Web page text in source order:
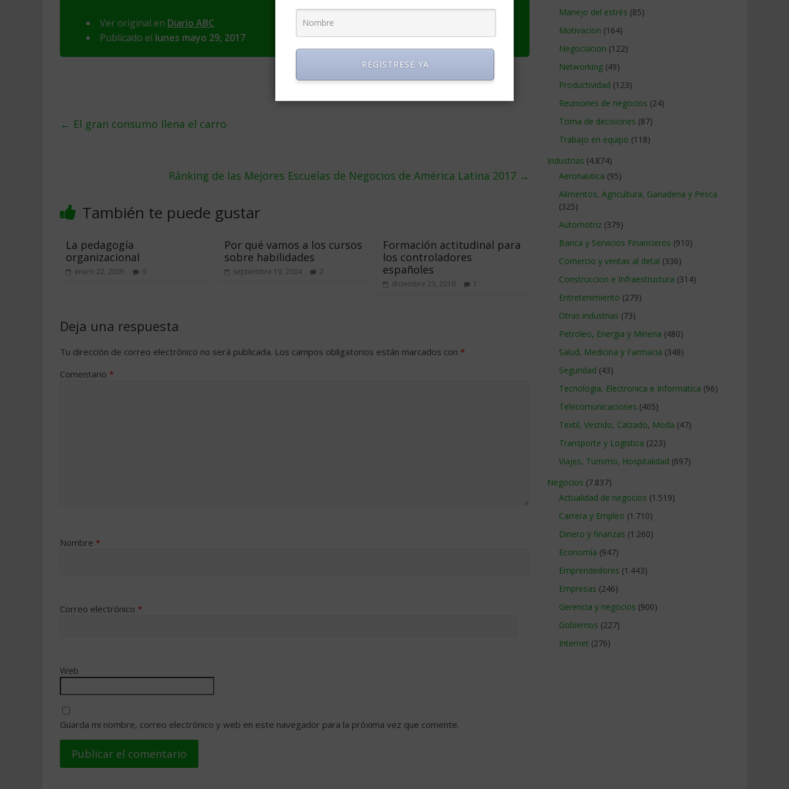
Ver original en Diario ABC
Publicado el lunes mayo 29, 2017
← El gran consumo llena el carro
Ránking de las Mejores Escuelas de Negocios de América Latina 2017 →
También te puede gustar
La pedagogía
organizacional
enero 22, 2005 9
Por qué vamos a los cursos
sobre habilidades
septiembre 19, 2004 2
Formación actitudinal para
los controladores
españoles
diciembre 23, 2010 1
Deja una respuesta
Tu dirección de correo electrónico no será publicada. Los campos obligatorios están marcados con *
Comentario *
Nombre *
Correo electrónico *
Web
Guarda mi nombre, correo electrónico y web en este navegador para la próxima vez que comente.
Manejo del estrés (85)
Motivacion (164)
Negociacion (122)
Networking (49)
Productividad (123)
Reuniones de negocios (24)
Toma de decisiones (87)
Trabajo en equipo (118)
Industrias (4.874)
Aeronautica (95)
Alimentos, Agricultura, Ganaderia y Pesca
(325)
Automotriz (379)
Banca y Servicios Financieros (910)
Comercio y ventas al detal (336)
Construccion e Infraestructura (314)
Entretenimiento (279)
Otras industrias (73)
Petroleo, Energia y Mineria (480)
Salud, Medicina y Farmacia (348)
Seguridad (43)
Tecnologia, Electronica e Informatica (96)
Telecomunicaciones (405)
Textil, Vestido, Calzado, Moda (47)
Transporte y Logistica (223)
Viajes, Turismo, Hospitalidad (697)
Negocios (7.837)
Actualidad de negocios (1.519)
Carrera y Empleo (1.710)
Dinero y finanzas (1.260)
Economía (947)
Emprendedores (1.443)
Empresas (246)
Gerencia y negocios (900)
Gobiernos (227)
Internet (276)
REGISTRESE YA